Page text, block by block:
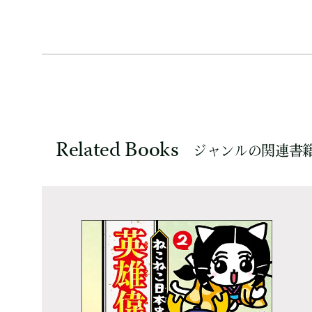
Related Books ジャンルの関連書